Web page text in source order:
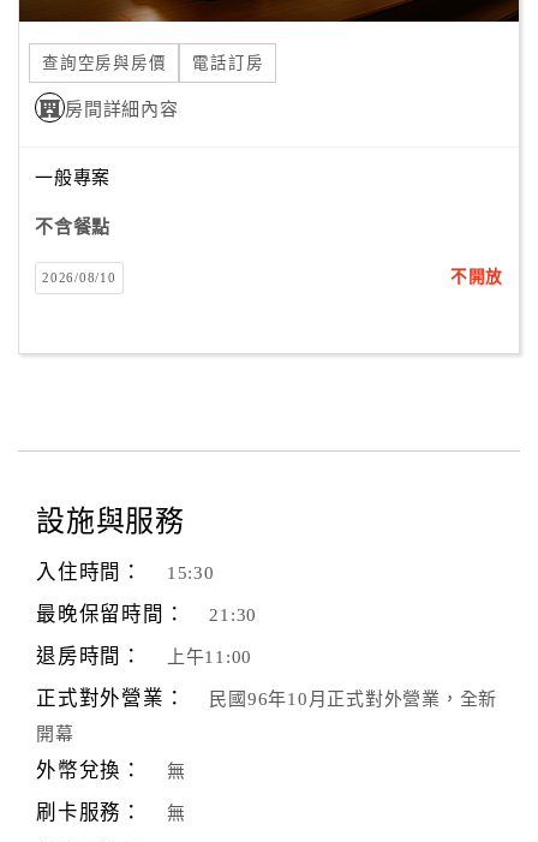
合
作
提
案
店
作
作
旅
伴
劃
商
品
宣
查詢空房與房價 電話訂房
房間詳細內容
一般專案
不含餐點
2026/08/10 不開放
設施與服務
入住時間： 15:30
最晚保留時間： 21:30
退房時間： 上午11:00
正式對外營業：
民國96年10月正式對外營業，全新
開幕
外幣兌換： 無
刷卡服務： 無